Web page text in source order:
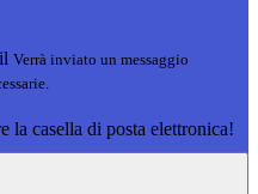
Verrà inviato un messaggio
la casella di posta elettronica!